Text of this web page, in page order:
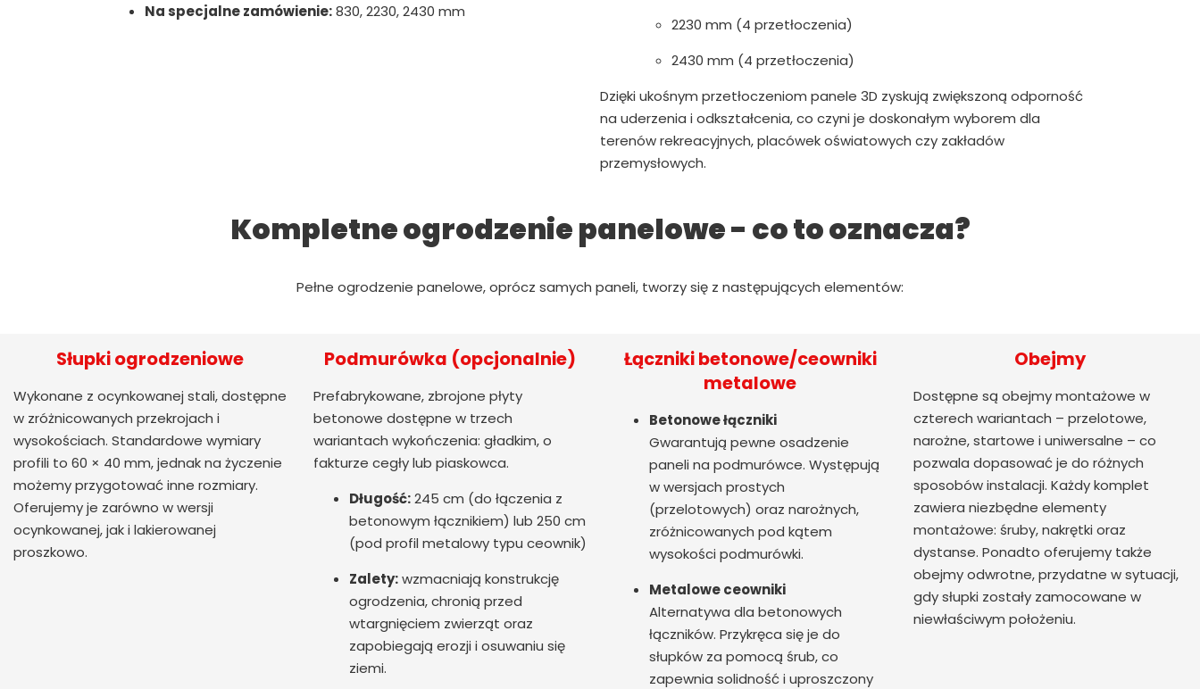
Na specjalne zamówienie:830, 2230, 2430 mm
2230 mm (4 przetłoczenia)
2430 mm (4 przetłoczenia)
Dzięki ukośnym przetłoczeniom panele 3D zyskują zwiększoną odporność
na uderzenia i odkształcenia, co czyni je doskonałym wyborem dla
terenów rekreacyjnych, placówek oświatowych czy zakładów
przemysłowych.
Kompletne ogrodzenie panelowe - co to oznacza?
Pełne ogrodzenie panelowe, oprócz samych paneli, tworzy się z następujących elementów:
Słupki ogrodzeniowe
Wykonane z ocynkowanej stali, dostępne
w zróżnicowanych przekrojach i
wysokościach. Standardowe wymiary
profili to 60 × 40 mm, jednak na życzenie
możemy przygotować inne rozmiary.
Oferujemy je zarówno w wersji
ocynkowanej, jak i lakierowanej
proszkowo.
Podmurówka (opcjonalnie)
Prefabrykowane, zbrojone płyty
betonowe dostępne w trzech
wariantach wykończenia: gładkim, o
fakturze cegły lub piaskowca.
Długość:245 cm (do łączenia z
betonowym łącznikiem) lub 250 cm
(pod profil metalowy typu ceownik)
Zalety:wzmacniają konstrukcję
ogrodzenia, chronią przed
wtargnięciem zwierząt oraz
zapobiegają erozji i osuwaniu się
ziemi.
Łączniki betonowe/ceowniki
metalowe
Betonowe łączniki
Gwarantują pewne osadzenie
paneli na podmurówce. Występują
w wersjach prostych
(przelotowych) oraz narożnych,
zróżnicowanych pod kątem
wysokości podmurówki.
Metalowe ceowniki
Alternatywa dla betonowych
łączników. Przykręca się je do
słupków za pomocą śrub, co
zapewnia solidność i uproszczony
Obejmy
Dostępne są obejmy montażowe w
czterech wariantach – przelotowe,
narożne, startowe i uniwersalne – co
pozwala dopasować je do różnych
sposobów instalacji. Każdy komplet
zawiera niezbędne elementy
montażowe: śruby, nakrętki oraz
dystanse. Ponadto oferujemy także
obejmy odwrotne, przydatne w sytuacji,
gdy słupki zostały zamocowane w
niewłaściwym położeniu.